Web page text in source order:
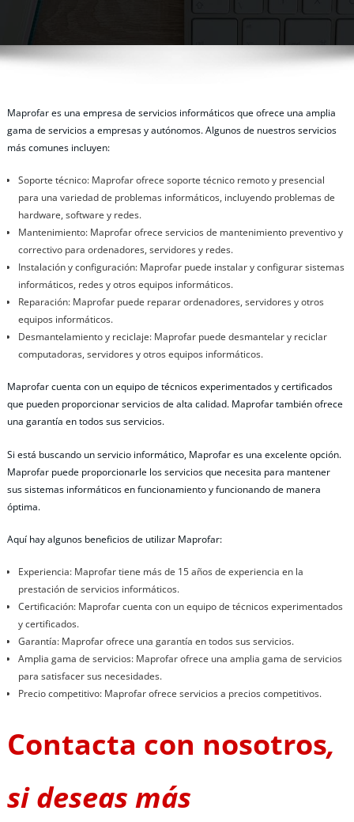
Maprofar es una empresa de servicios informáticos que ofrece una amplia
gama de servicios a empresas y autónomos. Algunos de nuestros servicios
más comunes incluyen:
Soporte técnico: Maprofar ofrece soporte técnico remoto y presencial
para una variedad de problemas informáticos, incluyendo problemas de
hardware, software y redes.
Mantenimiento: Maprofar ofrece servicios de mantenimiento preventivo y
correctivo para ordenadores, servidores y redes.
Instalación y configuración: Maprofar puede instalar y configurar sistemas
informáticos, redes y otros equipos informáticos.
Reparación: Maprofar puede reparar ordenadores, servidores y otros
equipos informáticos.
Desmantelamiento y reciclaje: Maprofar puede desmantelar y reciclar
computadoras, servidores y otros equipos informáticos.
Maprofar cuenta con un equipo de técnicos experimentados y certificados
que pueden proporcionar servicios de alta calidad. Maprofar también ofrece
una garantía en todos sus servicios.
Si está buscando un servicio informático, Maprofar es una excelente opción.
Maprofar puede proporcionarle los servicios que necesita para mantener
sus sistemas informáticos en funcionamiento y funcionando de manera
óptima.
Aquí hay algunos beneficios de utilizar Maprofar:
Experiencia: Maprofar tiene más de 15 años de experiencia en la
prestación de servicios informáticos.
Certificación: Maprofar cuenta con un equipo de técnicos experimentados
y certificados.
Garantía: Maprofar ofrece una garantía en todos sus servicios.
Amplia gama de servicios: Maprofar ofrece una amplia gama de servicios
para satisfacer sus necesidades.
Precio competitivo: Maprofar ofrece servicios a precios competitivos.
Contacta con nosotros,
si deseas más